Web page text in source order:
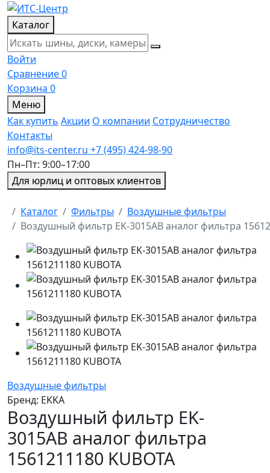
Каталог
Войти
Сравнение0
Корзина 0
Меню
Как купить Акции О компании Сотрудничество
Контакты
info@its-center.ru +7 (495) 424-98-90
Пн–Пт: 9:00–17:00
Для юрлиц и оптовых клиентов
Главная
Каталог Фильтры
Воздушные фильтры
Воздушный фильтр EK-3015AB аналог фильтра
Воздушные фильтры
Бренд: EKKA
Воздушный фильтр EK-
3015AB аналог фильтра
1561211180 KUBOTA